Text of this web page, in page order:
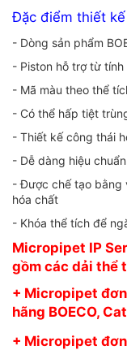
Đặc điểm thiết
- Dòng sản phẩm
- Piston hỗ trợ từ tính
- Mã màu theo thể
- Có thể hấp tiệt
- Thiết kế công thái
- Dễ dàng hiệu
- Được chế tạo bằng
hóa chất
- Khóa thể tích để
Micropipet IP
gồm các dải thể
+ Micropipet
hãng BOECO,
+ Micropipet